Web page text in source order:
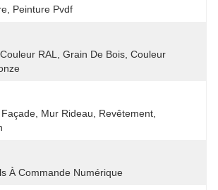
Peinture Pvdf
RAL, Grain De Bois, Couleur
Mur Rideau, Revêtement,
À Commande Numérique